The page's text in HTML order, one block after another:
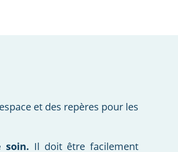
et des repères pour les
soin. Il doit être facilement